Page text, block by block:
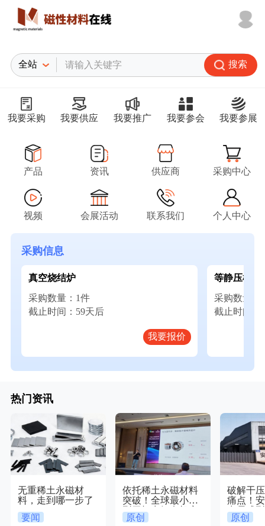
搜索
我要采购 我要供应 我要推广 我要参会 我要参展
产品 资讯 供应商 采购中心
视频 会展活动 联系我们 个人中心
采购信息
真空烧结炉
采购数量：1件
截止时间：59天后
我要报价
等静压机
采购数量：
截止时间：
热门资讯
无重稀土永磁材
料，走到哪一步了
要闻
依托稀土永磁材料
突破！全球最小微
型无框力矩电机亮
相原创
破解干
痛点！
出易成
体磁粉
原创